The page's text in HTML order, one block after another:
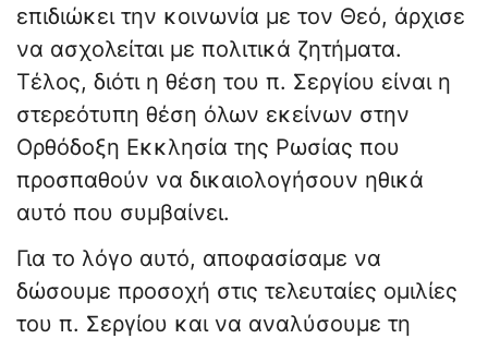
επιδιώκει την κοινωνία με τον Θεό, άρχισε
να ασχολείται με πολιτικά ζητήματα.
Τέλος, διότι η θέση του π. Σεργίου είναι η
στερεότυπη θέση όλων εκείνων στην
Ορθόδοξη Εκκλησία της Ρωσίας που
προσπαθούν να δικαιολογήσουν ηθικά
αυτό που συμβαίνει.
Για το λόγο αυτό, αποφασίσαμε να
δώσουμε προσοχή στις τελευταίες ομιλίες
του π. Σεργίου και να αναλύσουμε τη